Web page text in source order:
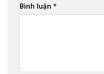
Bình luận *